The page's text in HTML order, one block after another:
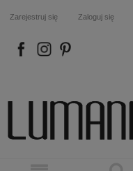
Zarejestruj się Zaloguj się
FB IN P